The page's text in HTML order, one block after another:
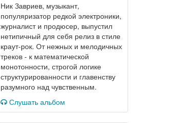
Ник Завриев, музыкант,
популяризатор редкой электроники,
журналист и продюсер, выпустил
нетипичный для себя релиз в стиле
краут-рок. От нежных и мелодичных
треков - к математической
монотонности, строгой логике
структурированности и главенству
разумного над чувственным.
Слушать альбом